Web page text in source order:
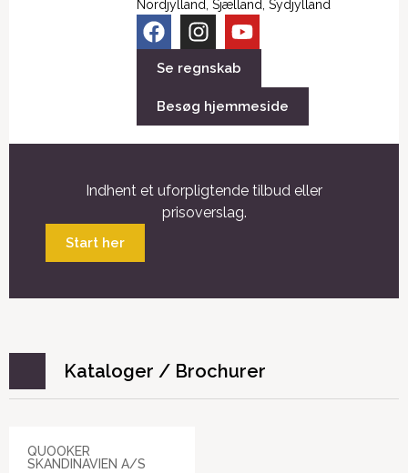
Nordjylland Sjælland Sydjylland
Se regnskab
Besøg hjemmeside
Indhent et uforpligtende tilbud eller
prisoverslag.
Start her
Kataloger / Brochurer
QUOOKER
SKANDINAVIEN A/S